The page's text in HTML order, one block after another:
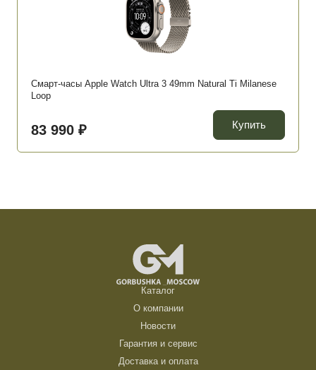
Смарт-часы Apple Watch Ultra 3 49mm Natural Ti Milanese
Loop
83 990 ₽ Купить
Каталог
О компании
Новости
Гарантия и сервис
Доставка и оплата